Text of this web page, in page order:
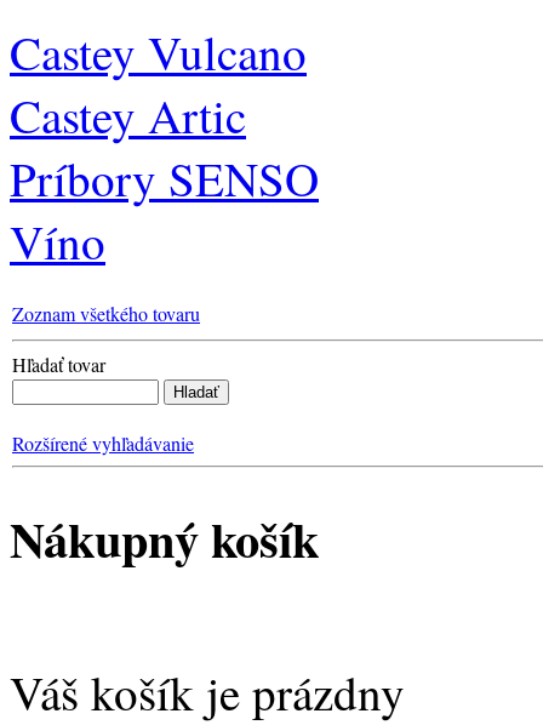
Castey Vulcano
Castey Artic
Príbory SENSO
Víno
Zoznam všetkého tovaru
Hľadať tovar
Rozšírené vyhľadávanie
Nákupný košík
Váš košík je prázdny